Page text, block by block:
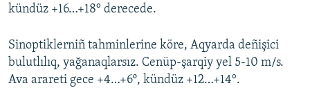
kündüz +16…+18° derecede.
Sinoptiklerniñ tahminlerine köre, Aqyarda deñişici
bulutlılıq, yağanaqlarsız. Cenüp-şarqiy yel 5-10 m/s.
Ava arareti gece +4…+6º, kündüz +12…+14°.